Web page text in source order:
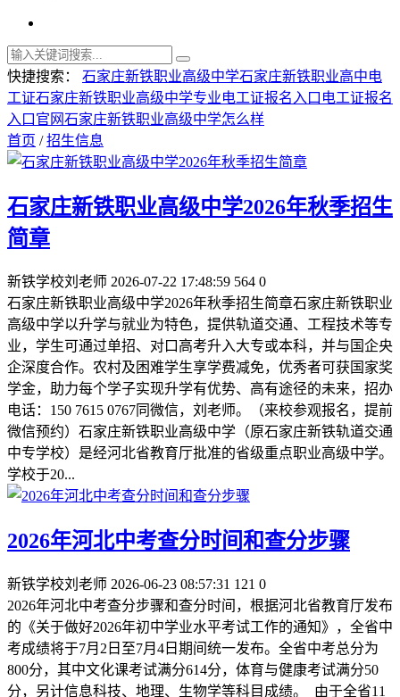
快捷搜索： 石家庄新铁职业高级中学石家庄新铁职业高中电
工证石家庄新铁职业高级中学专业电工证报名入口 电工证报名
入口官网石家庄新铁职业高级中学怎么样
首页 /招生信息
石家庄新铁职业高级中学2026年秋季招生
简章
新铁学校刘老师 2026-07-22 17:48:59 564 0
石家庄新铁职业高级中学2026年秋季招生简章石家庄新铁职业
高级中学以升学与就业为特色，提供轨道交通、工程技术等专
业，学生可通过单招、对口高考升入大专或本科，并与国企央
企深度合作。农村及困难学生享学费减免，优秀者可获国家奖
学金，助力每个学子实现升学有优势、高有途径的未来，招办
电话：150 7615 0767同微信，刘老师。（来校参观报名，提前
微信预约）石家庄新铁职业高级中学（原石家庄新铁轨道交通
中专学校）是经河北省教育厅批准的省级重点职业高级中学。
学校于20...
2026年河北中考查分时间和查分步骤
新铁学校刘老师 2026-06-23 08:57:31 121 0
2026年河北中考查分步骤和查分时间，根据河北省教育厅发布
的《关于做好2026年初中学业水平考试工作的通知》，全省中
考成绩将于7月2日至7月4日期间统一发布。全省中考总分为
800分，其中文化课考试满分614分，体育与健康考试满分50
分，另计信息科技、地理、生物学等科目成绩。 由于全省11